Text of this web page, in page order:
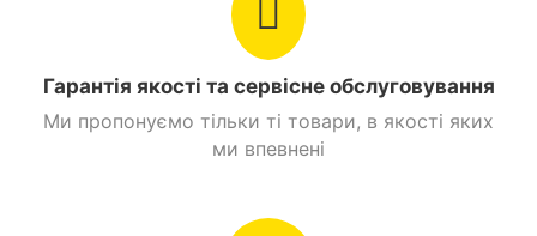
Центральну підніжку.
Варто зазначити, що модель Летс 6 випускалася з
2015 по 2018 рік, тому на ринку просто немає
нових апаратів. Однак можна купити б/в скутер
Придбати Скутер б/в Suzuki Let`s 6 Чорний та
Гарантія якості та сервісне обслуговування
Ми пропонуємо тільки ті товари, в якості яких
ми впевнені